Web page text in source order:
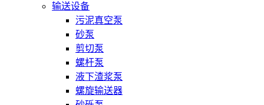
输送设备
污泥真空泵
砂泵
剪切泵
螺杆泵
液下渣浆泵
螺旋输送器